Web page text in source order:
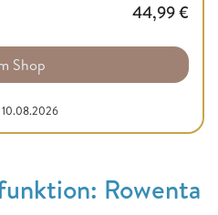
44,99€
Shop
10.08.2026
Rowenta